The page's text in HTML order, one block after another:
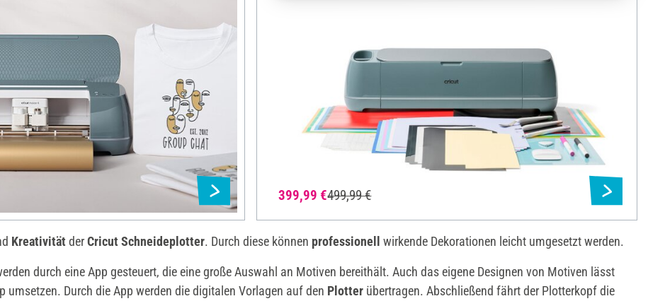
399,99 €499,99 €
Kreativität derCricut Schneideplotter. Durch diese können professionell wirkende Dekorationen leicht umgesetzt werden.
durch eine App gesteuert, die eine große Auswahl an Motiven bereithält. Auch das eigene Designen von Motiven lässt
umsetzen. Durch die App werden die digitalen Vorlagen auf den Plotterübertragen. Abschließend fährt der Plotterkopf die